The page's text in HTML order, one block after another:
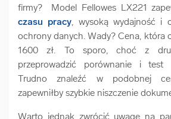
firmy? Model Fellowes LX221
czasu pracy, wysoką wydajność i
ochrony danych. Wady? Cena, która
1600 zł. To sporo, choć z
przeprowadzić porównanie i test
Trudno znaleźć w podobnej
zapewniłby szybkie niszczenie